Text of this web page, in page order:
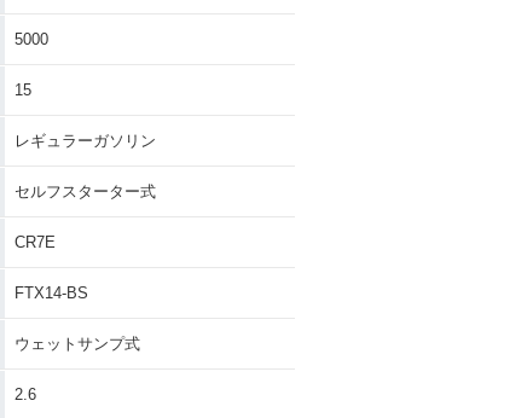
5000
15
レギュラーガソリン
セルフスターター式
CR7E
FTX14-BS
ウェットサンプ式
2.6